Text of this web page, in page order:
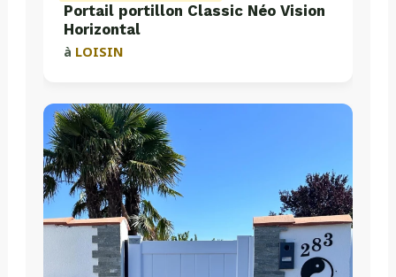
Portail portillon Classic Néo Vision
Horizontal
à LOISIN